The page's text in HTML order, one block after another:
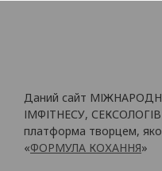
Даний сайт
ІМФІТНЕСУ,
платформа творцем,
«ФОРМУЛА КОХАННЯ»